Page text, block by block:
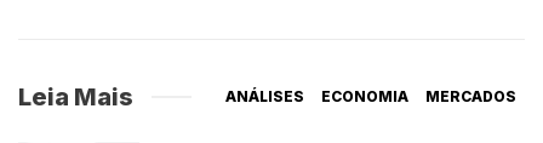
Leia Mais ANÁLISES ECONOMIA MERCADOS